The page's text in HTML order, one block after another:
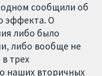
одном сообщили об
эффекта. О
либо было
либо вообще не
трех
наших вторичных